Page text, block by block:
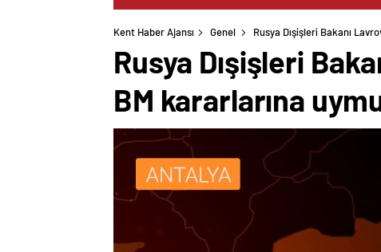
Kent Haber Ajansı Genel Rusya Dışişleri Bakanı
Rusya Dışişleri
BM kararlarına